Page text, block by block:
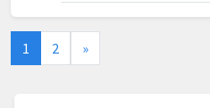
1 2 »